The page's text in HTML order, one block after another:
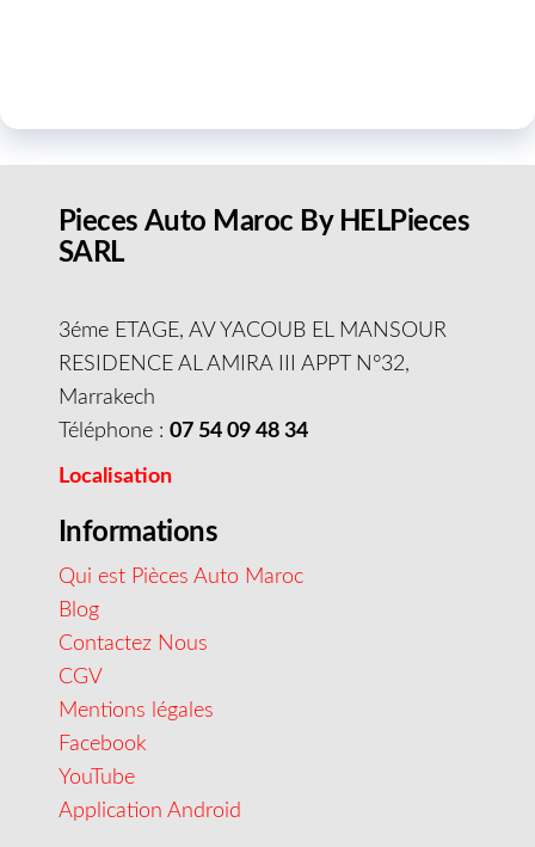
Pieces Auto Maroc By HELPieces
SARL
3éme ETAGE, AV YACOUB EL MANSOUR
RESIDENCE AL AMIRA III APPT N°32,
Marrakech
Téléphone : 07 54 09 48 34
Localisation
Informations
Qui est Pièces Auto Maroc
Blog
Contactez Nous
CGV
Mentions légales
Facebook
YouTube
Application Android